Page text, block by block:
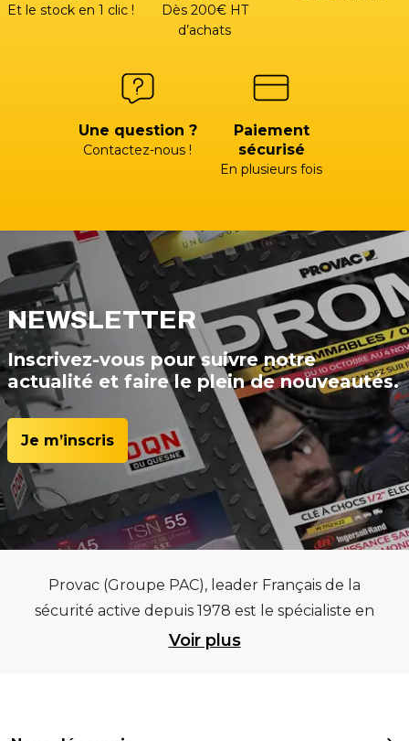
Et le stock en 1 clic !
Dès 200€ HT
d’achats
Une question ?
Contactez-nous !
Paiement
sécurisé
En plusieurs fois
NEWSLETTER
Inscrivez-vous pour suivre notre
actualité et faire le plein de nouveautés.
Je m’inscris
Provac (Groupe PAC), leader Français de la
sécurité active depuis 1978 est le spécialiste en
équipements pour garages et centres
Voir plus